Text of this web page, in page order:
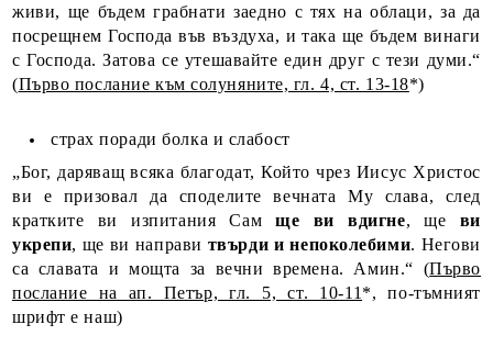
живи, ще бъдем грабнати заедно с тях на облаци, за да
посрещнем Господа във въздуха, и така ще бъдем винаги
с Господа. Затова се утешавайте един друг с тези думи.“
(Първо послание към солуняните, гл. 4, ст. 13-18*)
страх поради болка и слабост
„Бог, дaряващ всяка благодат, Който чрез Иисус Христос
ви е призовал да споделите вечната Му слава, след
кратките ви изпитания Самще ви вдигне, ще ви
укрепи, ще ви направи твърди и непоколебими. Негови
са славата и мощта за вечни времена. Амин.“ (Първо
послание на ап. Петър, гл. 5, ст. 10-11 *, по-тъмният
шрифт е наш)